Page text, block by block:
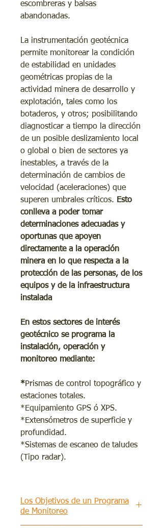
escombreras y balsas
abandonadas.
La instrumentación geotécnica
permite monitorear la condición
de estabilidad en unidades
geométricas propias de la
actividad minera de desarrollo y
explotación, tales como los
botaderos, y otros; posibilitando
diagnosticar a tiempo la dirección
de un posible deslizamiento local
o global o bien de sectores ya
inestables, a través de la
determinación de cambios de
velocidad (aceleraciones) que
superen umbrales críticos. Esto
conlleva a poder tomar
determinaciones adecuadas y
oportunas que apoyen
directamente a la operación
minera en lo que respecta a la
protección de las personas, de los
equipos y de la infraestructura
instalada
En estos sectores de interés
geotécnico se programa la
instalación, operación y
monitoreo mediante:
*Prismas de control topográfico y
estaciones totales.
*Equipamiento GPS ó XPS.
*Extensómetros de superficie y
profundidad.
*Sistemas de escaneo de taludes
(Tipo radar).
Los Objetivos de un Programa
de Monitoreo